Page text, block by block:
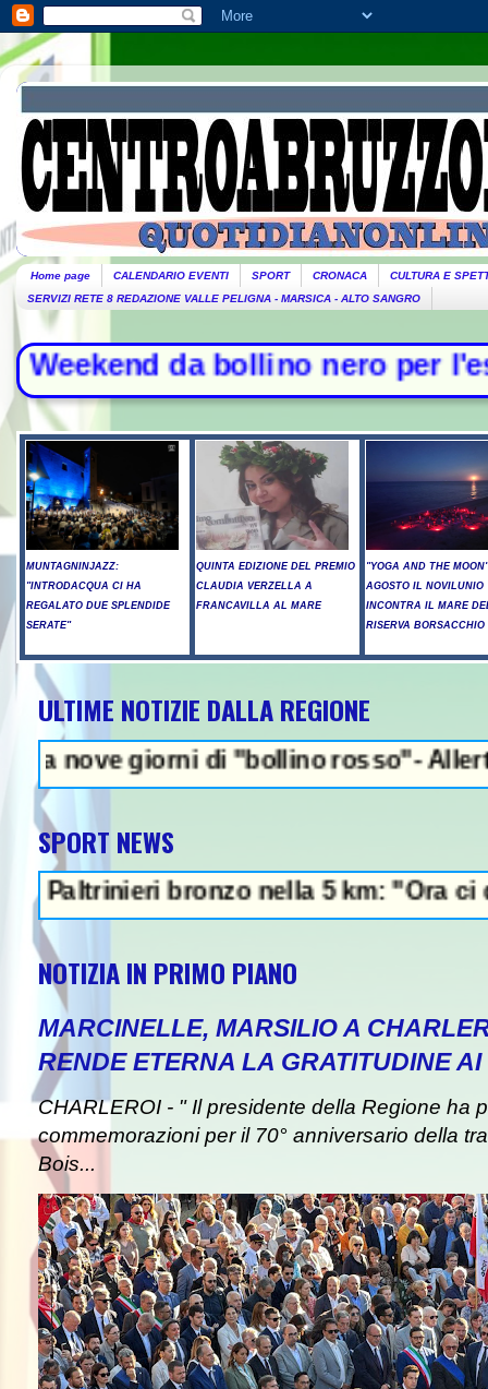
Home page CALENDARIO EVENTI SPORT CRONACA
CULTURA E
SERVIZI RETE 8 REDAZIONE VALLE PELIGNA - MARSICA - ALTO SANGRO
nero per l'esodo - Il
MUNTAGNINJAZZ:
"INTRODACQUA CI HA
REGALATO DUE SPLENDIDE
SERATE"
QUINTA EDIZIONE DEL PREMIO
CLAUDIA VERZELLA A
FRANCAVILLA AL MARE
"YOGA AND THE
AGOSTO IL NOVILUNIO
INCONTRA IL MARE
RISERVA BORSACCHIO
ULTIME NOTIZIE DALLA REGIONE
di "bollino rosso"- Allerta
SPORT NEWS
bronzo nella 5 km: "Ora ci
NOTIZIA IN PRIMO PIANO
MARCINELLE, MARSILIO A
RENDE ETERNA LA GRATITUDINE
CHARLEROI - " Il presidente della Regione ha
commemorazioni per il 70° anniversario della
Bois...
NEWS IN